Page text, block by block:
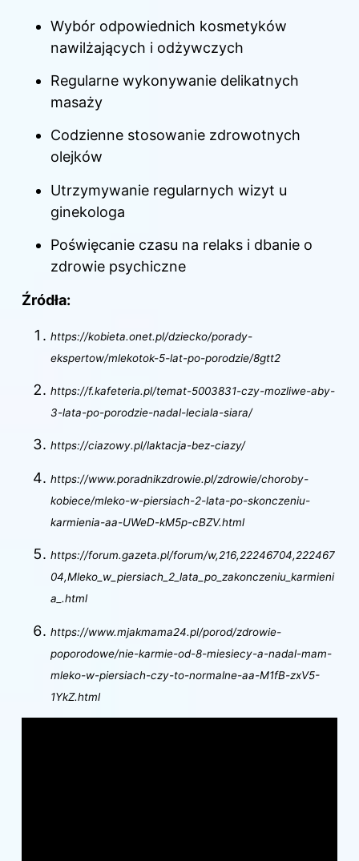
Wybór odpowiednich kosmetyków
nawilżających i odżywczych
Regularne wykonywanie delikatnych
masaży
Codzienne stosowanie zdrowotnych
olejków
Utrzymywanie regularnych wizyt u
ginekologa
Poświęcanie czasu na relaks i dbanie o
zdrowie psychiczne
Źródła:
https://kobieta.onet.pl/dziecko/porady-
ekspertow/mlekotok-5-lat-po-porodzie/8gtt2
https://f.kafeteria.pl/temat-5003831-czy-mozliwe-aby-
3-lata-po-porodzie-nadal-leciala-siara/
https://ciazowy.pl/laktacja-bez-ciazy/
https://www.poradnikzdrowie.pl/zdrowie/choroby-
kobiece/mleko-w-piersiach-2-lata-po-skonczeniu-
karmienia-aa-UWeD-kM5p-cBZV.html
https://forum.gazeta.pl/forum/w,216,22246704,222467
04,Mleko_w_piersiach_2_lata_po_zakonczeniu_karmieni
a_.html
https://www.mjakmama24.pl/porod/zdrowie-
poporodowe/nie-karmie-od-8-miesiecy-a-nadal-mam-
mleko-w-piersiach-czy-to-normalne-aa-M1fB-zxV5-
1YkZ.html